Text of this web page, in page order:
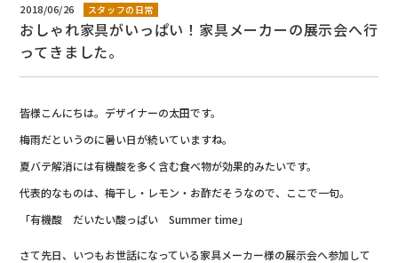
新着情報
プライバシーポリシー
2018/06/26 スタッフの日常
おしゃれ家具がいっぱい！家具メーカーの展示会へ行
ってきました。
皆様こんにちは。デザイナーの太田です。
梅雨だというのに暑い日が続いていますね。
夏バテ解消には有機酸を多く含む食べ物が効果的みたいです。
代表的なものは、梅干し・レモン・お酢だそうなので、ここで一句。
「有機酸 だいたい酸っぱい Summer time」
さて先日、いつもお世話になっている家具メーカー様の展示会へ参加して